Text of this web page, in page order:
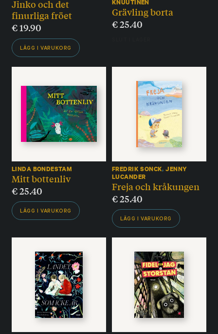
Jinko och det
finurliga fröet
€19.90
LÄGG I VARUKORG
KNUUTINEN
Grävling borta
€25.40
LINDA BONDESTAM
Mitt bottenliv
€25.40
LÄGG I VARUKORG
FREDRIK SONCK,JENNY
LUCANDER
Freja och kråkungen
€25.40
LÄGG I VARUKORG